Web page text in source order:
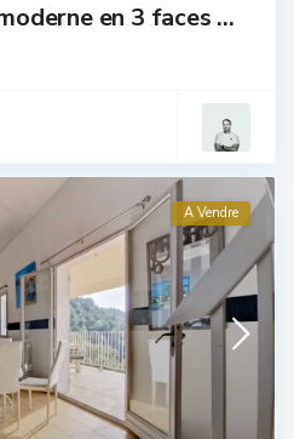
en 3 faces ...
A Vendre